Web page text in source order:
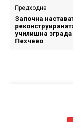
Предходна
Започна
училишна зграда
Пехчево